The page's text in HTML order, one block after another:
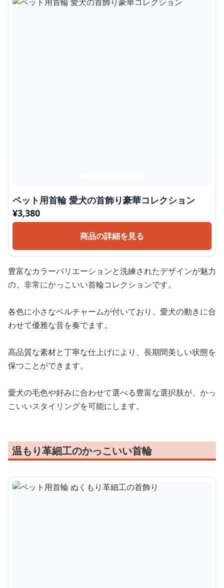
ペット用首輪 愛犬の首飾り豪華コレクション
¥3,380
商品の詳細を見る
豊富なカラーバリエーションと洗練されたデザインが魅力
の、非常にかっこいい首輪コレクションです。
各色に小さなベルチャームが付いており、愛犬の動きに合
わせて優雅な音を奏でます。
高品質な素材と丁寧な仕上げにより、長期間美しい状態を
保つことができます。
愛犬の毛色や好みに合わせて選べる豊富な選択肢が、かっ
こいいスタイリングを可能にします。
温もり革細工のかっこいい首輪